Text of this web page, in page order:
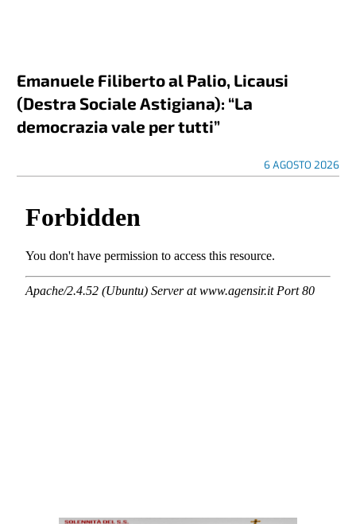
Emanuele Filiberto al Palio, Licausi
(Destra Sociale Astigiana): “La
democrazia vale per tutti”
6 AGOSTO 2026